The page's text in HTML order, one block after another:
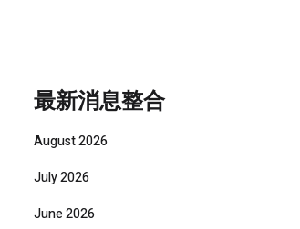
最新消息整合
August 2026
July 2026
June 2026